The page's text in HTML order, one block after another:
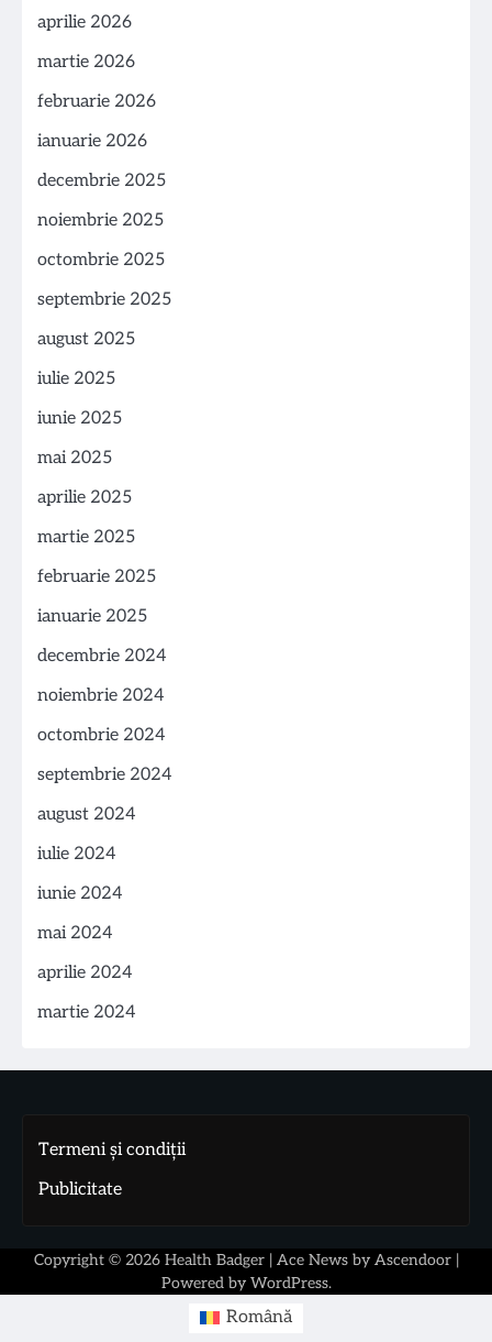
aprilie 2026
martie 2026
februarie 2026
ianuarie 2026
decembrie 2025
noiembrie 2025
octombrie 2025
septembrie 2025
august 2025
iulie 2025
iunie 2025
mai 2025
aprilie 2025
martie 2025
februarie 2025
ianuarie 2025
decembrie 2024
noiembrie 2024
octombrie 2024
septembrie 2024
august 2024
iulie 2024
iunie 2024
mai 2024
aprilie 2024
martie 2024
Termeni și condiții
Publicitate
Copyright © 2026 Health Badger| Ace News by Ascendoor|
Powered by WordPress.
Română